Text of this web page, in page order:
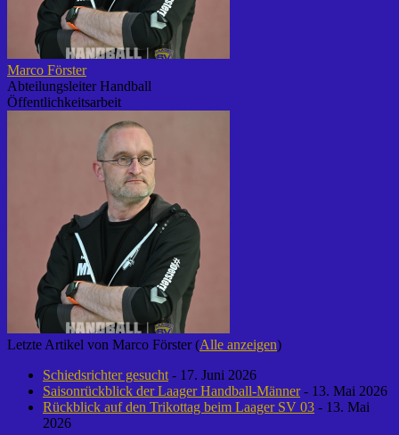
Marco Förster
Abteilungsleiter Handball
Öffentlichkeitsarbeit
Letzte Artikel von Marco Förster(Alle anzeigen)
Schiedsrichter gesucht - 17. Juni 2026
Saisonrückblick der Laager Handball-Männer- 13. Mai 2026
Rückblick auf den Trikottag beim Laager SV 03 - 13. Mai
2026